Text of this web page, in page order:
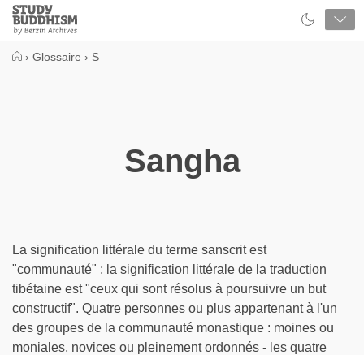
Close
Study
Buddhism
› Glossaire › S
Sangha
La signification littérale du terme sanscrit est
"communauté" ; la signification littérale de la traduction
tibétaine est "ceux qui sont résolus à poursuivre un but
constructif". Quatre personnes ou plus appartenant à l'un
des groupes de la communauté monastique : moines ou
moniales, novices ou pleinement ordonnés - les quatre